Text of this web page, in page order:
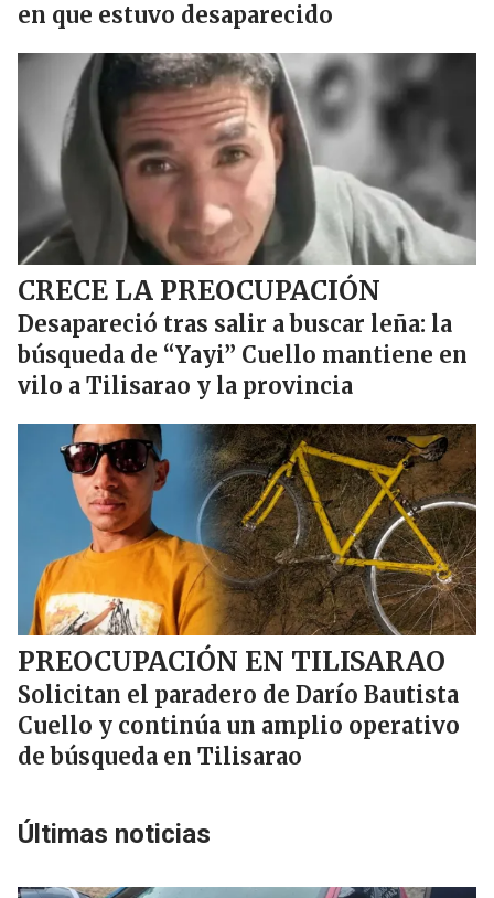
en que estuvo desaparecido
CRECE LA PREOCUPACIÓN
Desapareció tras salir a buscar leña: la
búsqueda de “Yayi” Cuello mantiene en
vilo a Tilisarao y la provincia
PREOCUPACIÓN EN TILISARAO
Solicitan el paradero de Darío Bautista
Cuello y continúa un amplio operativo
de búsqueda en Tilisarao
Últimas noticias